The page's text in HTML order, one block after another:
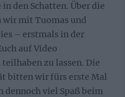
den Schatten. Über die
wir mit Tuomas und
– erstmals in der
auf Video
zu lassen. Die
bitten wir fürs erste Mal
dennoch viel Spaß beim